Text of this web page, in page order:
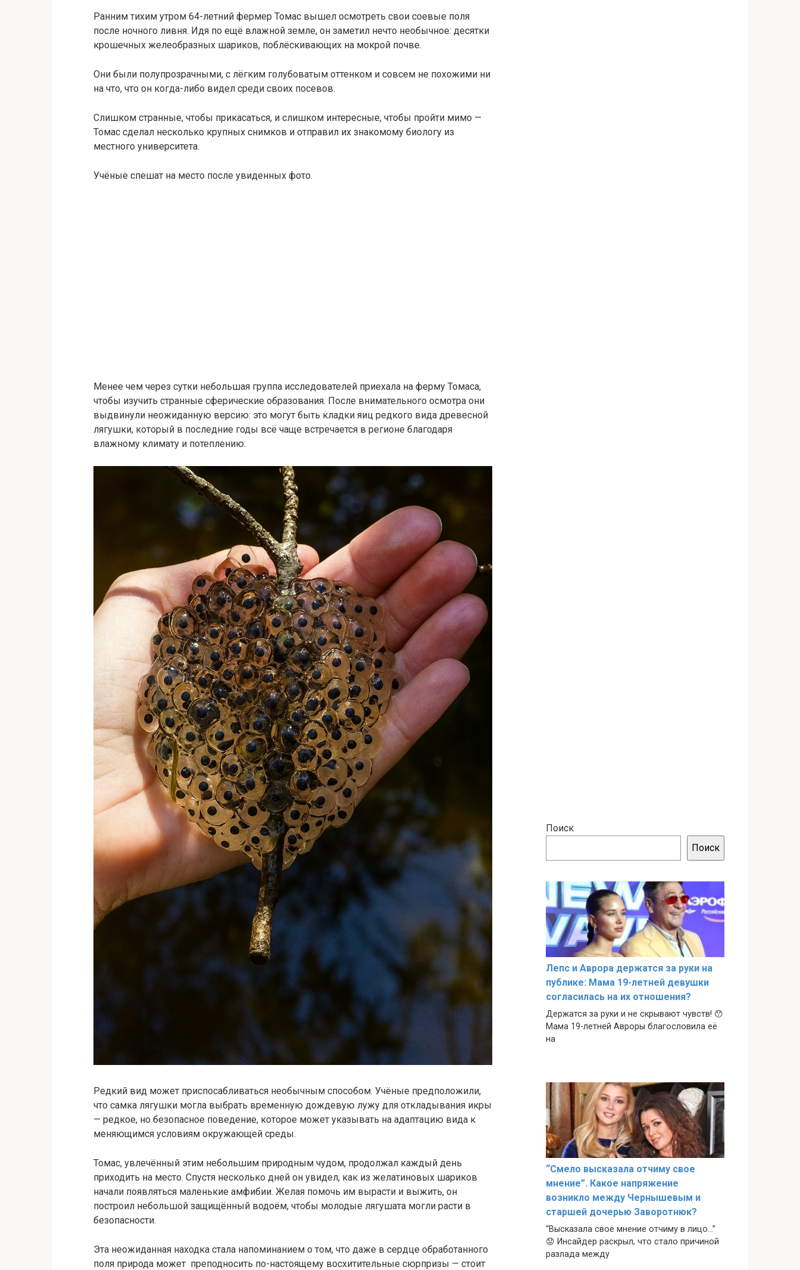
Ранним тихим утром 64-летний фермер Томас вышел осмотреть свои соевые поля
после ночного ливня. Идя по ещё влажной земле, он заметил нечто необычное: десятки
крошечных желеобразных шариков, поблёскивающих на мокрой почве.
Они были полупрозрачными, с лёгким голубоватым оттенком и совсем не похожими ни
на что, что он когда-либо видел среди своих посевов.
Слишком странные, чтобы прикасаться, и слишком интересные, чтобы пройти мимо —
Томас сделал несколько крупных снимков и отправил их знакомому биологу из
местного университета.
Учёные спешат на место после увиденных фото.
Менее чем через сутки небольшая группа исследователей приехала на ферму Томаса,
чтобы изучить странные сферические образования. После внимательного осмотра они
выдвинули неожиданную версию: это могут быть кладки яиц редкого вида древесной
лягушки, который в последние годы всё чаще встречается в регионе благодаря
влажному климату и потеплению.
Редкий вид может приспосабливаться необычным способом. Учёные предположили,
что самка лягушки могла выбрать временную дождевую лужу для откладывания икры
— редкое, но безопасное поведение, которое может указывать на адаптацию вида к
меняющимся условиям окружающей среды.
Томас, увлечённый этим небольшим природным чудом, продолжал каждый день
приходить на место. Спустя несколько дней он увидел, как из желатиновых шариков
начали появляться маленькие амфибии. Желая помочь им вырасти и выжить, он
построил небольшой защищённый водоём, чтобы молодые лягушата могли расти в
безопасности.
Эта неожиданная находка стала напоминанием о том, что даже в сердце обработанного
поля природа может преподносить по-настоящему восхитительные сюрпризы — стоит
Поиск
Поиск
Лепс и Аврора держатся за руки на
публике: Мама 19-летней девушки
согласилась на их отношения?
Держатся за руки и не скрывают чувств! 😯
Мама 19-летней Авроры благословила её
на
“Смело высказала отчиму свое
мнение”. Какое напряжение
возникло между Чернышевым и
старшей дочерью Заворотнюк?
“Высказала свое мнение отчиму в лицо…”
😟 Инсайдер раскрыл, что стало причиной
разлада между